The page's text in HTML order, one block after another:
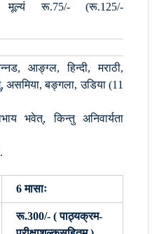
मूल्यं रू.75/- (रू.125/-
आङ्ग्ल, हिन्दी, मराठी,
बङ्गला, उडिया (11
भवेत्, किन्तु अनिवार्यता
6 मासाः
रू.300/- ( पाठ्यक्रम-